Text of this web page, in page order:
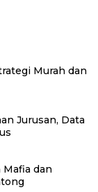
Murah dan
Jurusan, Data
dan